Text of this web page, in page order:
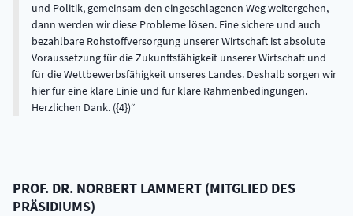
und Politik, gemeinsam den eingeschlagenen Weg weitergehen,
dann werden wir diese Probleme lösen. Eine sichere und auch
bezahlbare Rohstoffversorgung unserer Wirtschaft ist absolute
Voraussetzung für die Zukunftsfähigkeit unserer Wirtschaft und
für die Wettbewerbsfähigkeit unseres Landes. Deshalb sorgen wir
hier für eine klare Linie und für klare Rahmenbedingungen.
Herzlichen Dank. ({4})
PROF. DR. NORBERT LAMMERT (MITGLIED DES
PRÄSIDIUMS)